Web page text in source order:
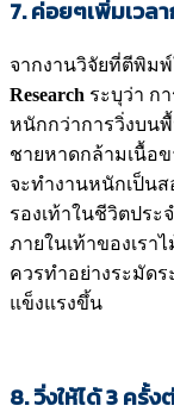
7. ค่อยๆเพิ่มเวล
จากงานวิจัยที่ตีพิม
Research ระบุว่า ก
หนักกว่าการวิ่งบนพื้
ชายหาดกล้ามเนื้อข
จะทำงานหนักเป็น
รองเท้าในชีวิตประ
ภายในเท้าของเรา
ควรทำอย่างระมัดร
แข็งแรงขึ้น
8. วิ่งให้ได้3ครั้ง